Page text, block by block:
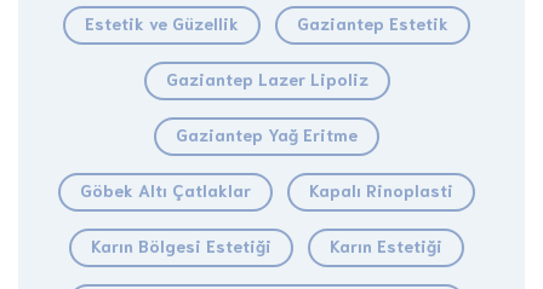
Estetik ve Güzellik Gaziantep Estetik
Gaziantep Lazer Lipoliz
Gaziantep Yağ Eritme
Göbek Altı Çatlaklar Kapalı Rinoplasti
Karın Bölgesi Estetiği Karın Estetiği